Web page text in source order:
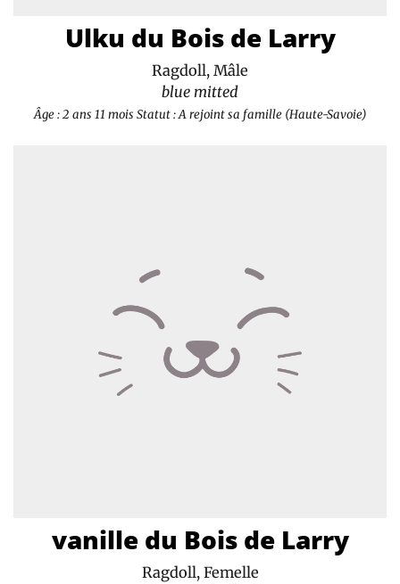
Ulku du Bois de Larry
Ragdoll, Mâle
blue mitted
Âge : 2 ans 11 mois Statut : A rejoint sa famille (Haute-Savoie)
vanille du Bois de Larry
Ragdoll, Femelle